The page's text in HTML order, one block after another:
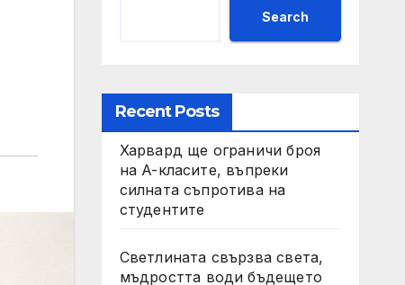
Search
Recent Posts
Харвард ще ограничи броя
на A-класите, въпреки
силната съпротива на
студентите
Светлината свързва света,
мъдростта води бъдещето